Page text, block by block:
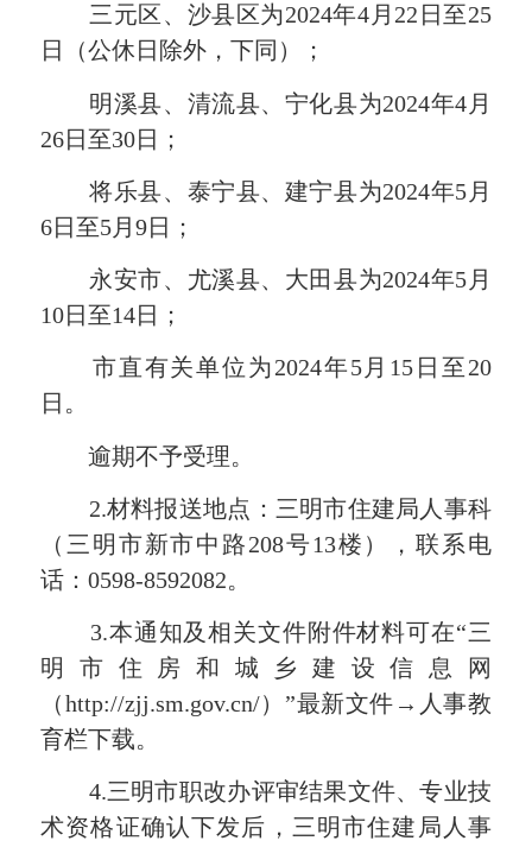
三元区、沙县区为2024年4月22日至25
日（公休日除外，下同）；
明溪县、清流县、宁化县为2024年4月
26日至30日；
将乐县、泰宁县、建宁县为2024年5月
6日至5月9日；
永安市、尤溪县、大田县为2024年5月
10日至14日；
市直有关单位为2024年5月15日至20
日。
逾期不予受理。
2.材料报送地点：三明市住建局人事科
（三明市新市中路208号13楼），联系电
话：0598-8592082。
3.本通知及相关文件附件材料可在“三
明市住房和城乡建设信息网
（http://zjj.sm.gov.cn/）”最新文件→人事教
育栏下载。
4.三明市职改办评审结果文件、专业技
术资格证确认下发后，三明市住建局人事